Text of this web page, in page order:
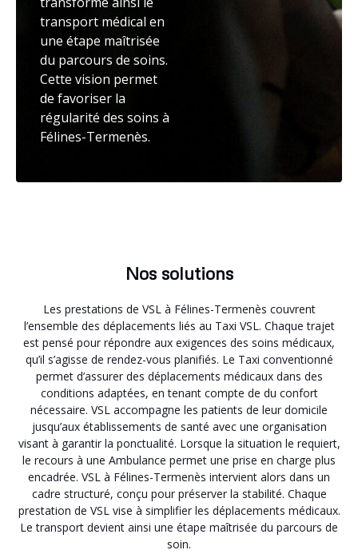
transport médical en
une étape maîtrisée
du parcours de soins.
Cette vision permet
de favoriser la
régularité des soins à
Félines-Termenès.
Nos solutions
Les prestations de VSL à Félines-Termenès couvrent
l’ensemble des déplacements liés au Taxi VSL. Chaque trajet
est pensé pour répondre aux exigences des soins médicaux,
qu’il s’agisse de rendez-vous planifiés. Le Taxi conventionné
permet d’assurer des déplacements médicaux dans des
conditions adaptées, en tenant compte de du confort
nécessaire. VSL accompagne les patients de leur domicile
jusqu’aux établissements de santé avec une organisation
visant à garantir la ponctualité. Lorsque la situation le requiert,
le recours à une Ambulance permet une prise en charge plus
encadrée. VSL à Félines-Termenès intervient alors dans un
cadre structuré, conçu pour préserver la stabilité. Chaque
prestation de VSL vise à simplifier les déplacements médicaux.
Le transport devient ainsi une étape maîtrisée du parcours de
soin.